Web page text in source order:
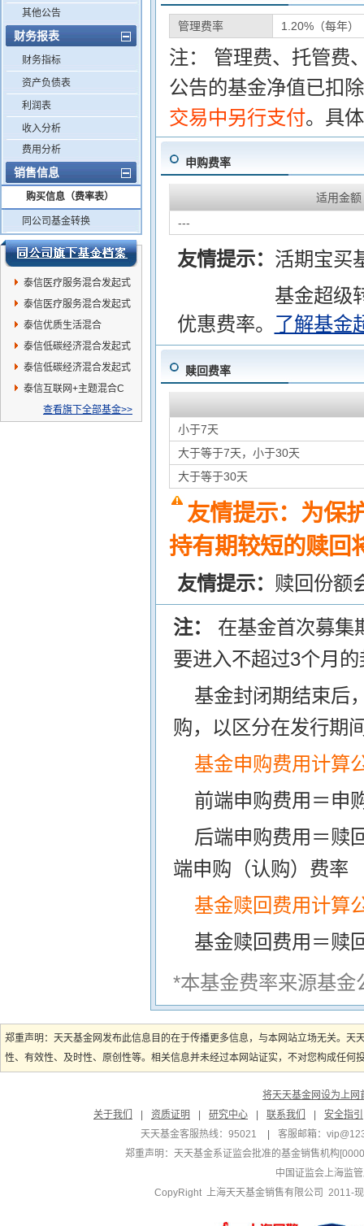
其他公告
财务报表
财务指标
资产负债表
利润表
收入分析
费用分析
销售信息
购买信息（费率表）
同公司基金转换
泰信医疗服务混合发起式
C
泰信医疗服务混合发起式
A
泰信优质生活混合
泰信低碳经济混合发起式
C
泰信低碳经济混合发起式
A
泰信互联网+主题混合C
查看旗下全部基金>>
管理费率 1.20%（每年）
注： 管理费、托管费
公告的基金净值已扣
交易中另行支付。具
申购费率
适用金额
---
友情提示： 活期宝买
基金超级
优惠费率。 了解基金
赎回费率
小于7天
大于等于7天，小于30天
大于等于30天
友情提示：为保
持有期较短的赎回
友情提示： 赎回份额
注： 在基金首次募集
要进入不超过3个月
基金封闭期结束后
购，以区分在发行期
基金申购费用计算
前端申购费用＝申
后端申购费用＝赎
端申购（认购）费率
基金赎回费用计算
基金赎回费用＝赎
*本基金费率来源基
郑重声明：天天基金网发布此信息目的在于传播更多信息，与本网站立场无关。
性、有效性、及时性、原创性等。相关信息并未经过本网站证实，不对您构成任
将天天基金网设为上网
关于我们
资质证明 研究中心 联系我们
安全指引
天天基金客服热线：95021
客服邮箱：
郑重声明： 天天基金系证监会批准的基金销售机构
中国证监会上海监
CopyRight 上海天天基金销售有限公司 2011-